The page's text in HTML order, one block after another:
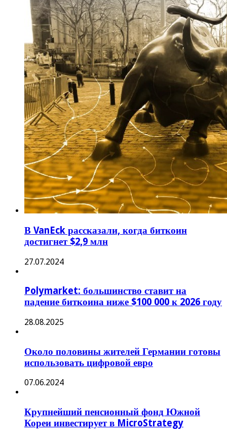
В VanEck рассказали, когда биткоин
достигнет $2,9 млн
27.07.2024
Polymarket: большинство ставит на
падение биткоина ниже $100 000 к 2026 году
28.08.2025
Около половины жителей Германии готовы
использовать цифровой евро
07.06.2024
Крупнейший пенсионный фонд Южной
Кореи инвестирует в MicroStrategy